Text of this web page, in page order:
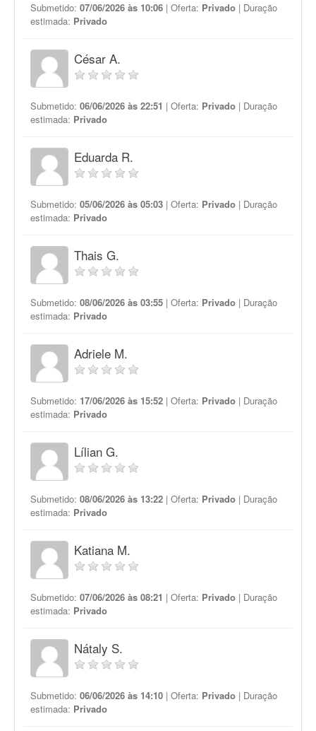
Submetido: 07/06/2026 às 10:06 | Oferta: Privado | Duração
estimada: Privado
César A.
Submetido: 06/06/2026 às 22:51 | Oferta: Privado | Duração
estimada: Privado
Eduarda R.
Submetido: 05/06/2026 às 05:03 | Oferta: Privado | Duração
estimada: Privado
Thais G.
Submetido: 08/06/2026 às 03:55 | Oferta: Privado | Duração
estimada: Privado
Adriele M.
Submetido: 17/06/2026 às 15:52 | Oferta: Privado | Duração
estimada: Privado
Lílian G.
Submetido: 08/06/2026 às 13:22 | Oferta: Privado | Duração
estimada: Privado
Katiana M.
Submetido: 07/06/2026 às 08:21 | Oferta: Privado | Duração
estimada: Privado
Nátaly S.
Submetido: 06/06/2026 às 14:10 | Oferta: Privado | Duração
estimada: Privado